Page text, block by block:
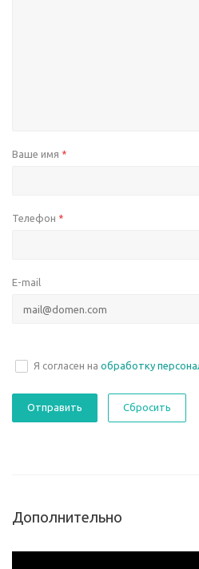
Ваше имя *
Телефон *
E-mail
Я согласен на обработку
Сбросить
Дополнительно